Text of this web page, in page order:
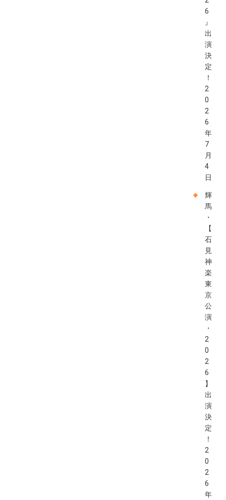
6
』
出
演
決
定
！
2
0
2
6
年
7
月
4
日
輝
馬
・
【
石
見
神
楽
東
京
公
演
・
2
0
2
6
】
出
演
決
定
！
2
0
2
6
年